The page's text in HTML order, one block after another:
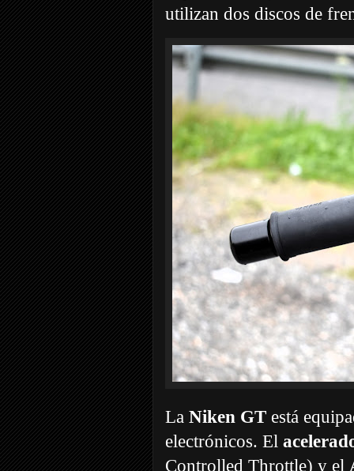
utilizan dos discos de
La Niken GT está
electrónicos. El
Controlled Throttle) y el